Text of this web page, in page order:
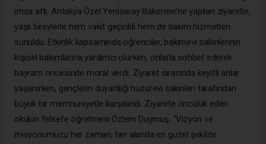
imza attı. Antakya Özel Yenisaray Bakımevi’ne yapılan ziyaretle,
yaşlı bireylerle hem vakit geçirildi hem de bakım hizmetleri
sunuldu. Etkinlik kapsamında öğrenciler, bakımevi sakinlerinin
kişisel bakımlarına yardımcı olurken, onlarla sohbet ederek
bayram öncesinde moral verdi. Ziyaret sırasında keyifli anlar
yaşanırken, gençlerin duyarlılığı huzurevi sakinleri tarafından
büyük bir memnuniyetle karşılandı. Ziyarete öncülük eden
okulun felsefe öğretmeni Özlem Duymuş, “Vizyon ve
misyonumuzu her zaman, her alanda en güzel şekilde